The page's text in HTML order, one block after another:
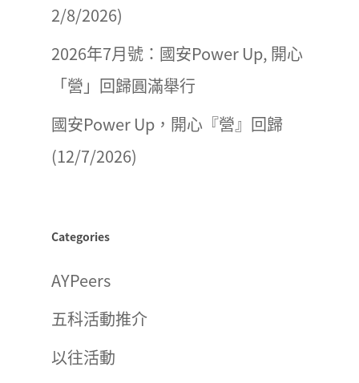
2/8/2026)
2026年7月號：國安Power Up, 開心
「營」回歸圓滿舉行
國安Power Up，開心『營』回歸
(12/7/2026)
Categories
AYPeers
五科活動推介
以往活動